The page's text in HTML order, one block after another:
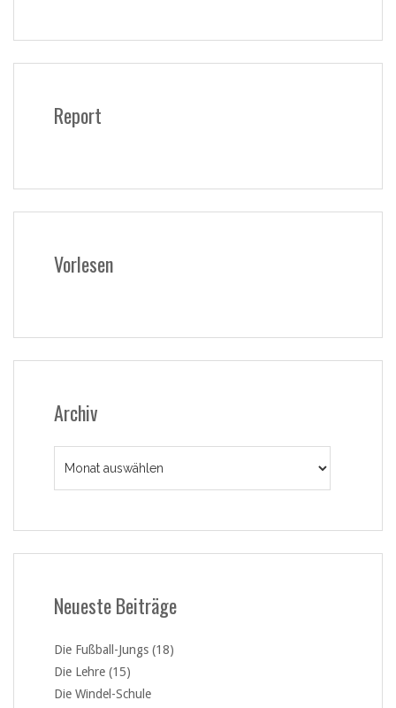
Report
Vorlesen
Archiv
Neueste Beiträge
Die Fußball-Jungs (18)
Die Lehre (15)
Die Windel-Schule